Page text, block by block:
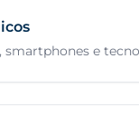
smartphones e